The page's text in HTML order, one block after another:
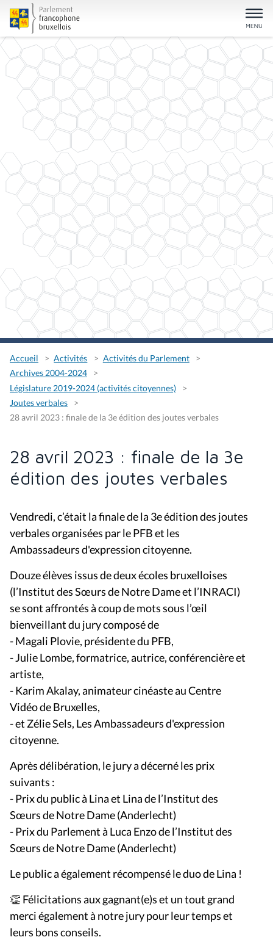
Accueil Activités
Activités du Parlement
Archives 2004-2024
Législature 2019-2024 (activités citoyennes)
Joutes verbales
28 avril 2023 : finale de la 3e édition des joutes verbales
28 avril 2023 : finale de la 3e
édition des joutes verbales
Vendredi, c’était la finale de la 3e édition des joutes
verbales organisées par le PFB et les
Ambassadeurs d'expression citoyenne.
Douze élèves issus de deux écoles bruxelloises
(l’Institut des Sœurs de Notre Dame et l’INRACI)
se sont affrontés à coup de mots sous l’œil
bienveillant du jury composé de
- Magali Plovie, présidente du PFB,
- Julie Lombe, formatrice, autrice, conférencière et
artiste,
- Karim Akalay, animateur cinéaste au Centre
Vidéo de Bruxelles,
- et Zélie Sels, Les Ambassadeurs d'expression
citoyenne.
Après délibération, le jury a décerné les prix
suivants :
- Prix du public à Lina et Lina de l’Institut des
Sœurs de Notre Dame (Anderlecht)
- Prix du Parlement à Luca Enzo de l’Institut des
Sœurs de Notre Dame (Anderlecht)
Le public a également récompensé le duo de Lina !
👏 Félicitations aux gagnant(e)s et un tout grand
merci également à notre jury pour leur temps et
leurs bons conseils.